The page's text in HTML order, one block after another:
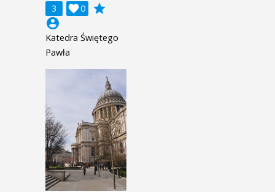
3 0

grade
account_circle
Katedra Świętego
Pawła